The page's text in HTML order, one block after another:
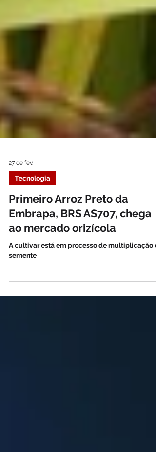
27 de fev.
Tecnologia
Primeiro Arroz Preto da
Embrapa, BRS AS707, chega
A cultivar está em processo de multiplicação